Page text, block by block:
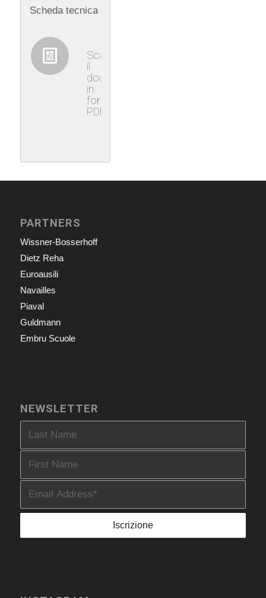
Scheda tecnica
Scaricare
il
documento
in
formato
PDF
PARTNERS
Wissner-Bosserhoff
Dietz Reha
Euroausili
Navailles
Piaval
Guldmann
Embru Scuole
NEWSLETTER